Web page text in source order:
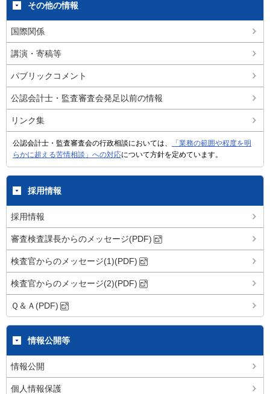
その他の情報
国際関係
講演・寄稿等
パブリックコメント
公認会計士・監査審査会発足以前の情報
リンク集
公認会計士・監査審査会の行政相談においては、
「業務の範囲や程度を明
らかに超える苦情相談」への対応について方針を定めています。
採用情報
採用情報
審査検査課長からのメッセージ(PDF)
検査官からのメッセージ(1)(PDF)
検査官からのメッセージ(2)(PDF)
Ｑ＆Ａ(PDF)
情報公開等
情報公開
個人情報保護